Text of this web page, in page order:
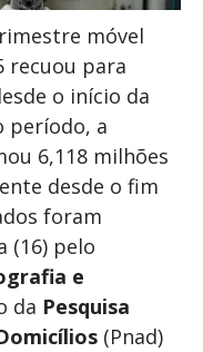
móvel
recuou para
o início da
período, a
6,118 milhões
desde o fim
foram
(16) pelo
e
da Pesquisa
(Pnad)